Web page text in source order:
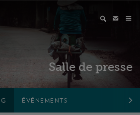
Salle de presse
ÉVÉNEMENTS